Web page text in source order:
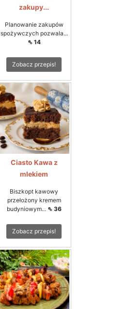
zakupy...
Planowanie zakupów
spożywczych pozwala...
⇖ 14
Zobacz przepis!
Ciasto Kawa z
mlekiem
Biszkopt kawowy
przełożony kremem
budyniowym... ⇖ 36
Zobacz przepis!